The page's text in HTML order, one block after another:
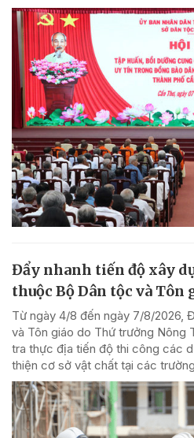
Đẩy nhanh tiến độ xây
thuộc Bộ Dân tộc và Tôn
Từ ngày 4/8 đến ngày 7/8/2026,
và Tôn giáo do Thứ trưởng Nông
tra thực địa tiến độ thi công các
thiện cơ sở vật chất tại các